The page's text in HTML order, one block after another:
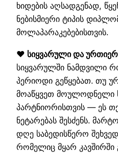
ხიდების აღსადგენად,
ნებისმიერი ტიპის
მოლაპარაკებებისთვის.
❤️ სიყვარული და
სიყვარულში ნამდვილი
პერიოდი გეწყებათ. თუ
მოაწყვეთ მოულოდნელი
პარტნიორისთვის — ეს
ნეტარებას შესძენს.
დღე საბედისწერო
რომელიც მყარ კავშირში